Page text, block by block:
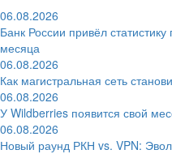
06.08.2026
Банк России привёл
месяца
06.08.2026
Как магистральная сеть
06.08.2026
У Wildberries появится свой
06.08.2026
Новый раунд РКН vs. VPN: